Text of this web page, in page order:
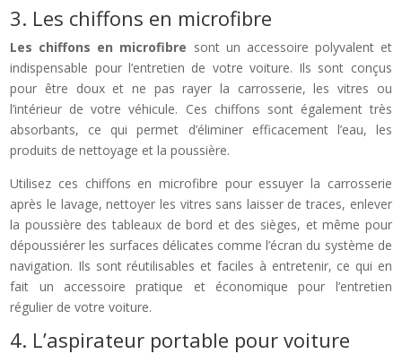
3. Les chiffons en microfibre
Les chiffons en microfibre sont un accessoire polyvalent et
indispensable pour l’entretien de votre voiture. Ils sont conçus
pour être doux et ne pas rayer la carrosserie, les vitres ou
l’intérieur de votre véhicule. Ces chiffons sont également très
absorbants, ce qui permet d’éliminer efficacement l’eau, les
produits de nettoyage et la poussière.
Utilisez ces chiffons en microfibre pour essuyer la carrosserie
après le lavage, nettoyer les vitres sans laisser de traces, enlever
la poussière des tableaux de bord et des sièges, et même pour
dépoussiérer les surfaces délicates comme l’écran du système de
navigation. Ils sont réutilisables et faciles à entretenir, ce qui en
fait un accessoire pratique et économique pour l’entretien
régulier de votre voiture.
4. L’aspirateur portable pour voiture